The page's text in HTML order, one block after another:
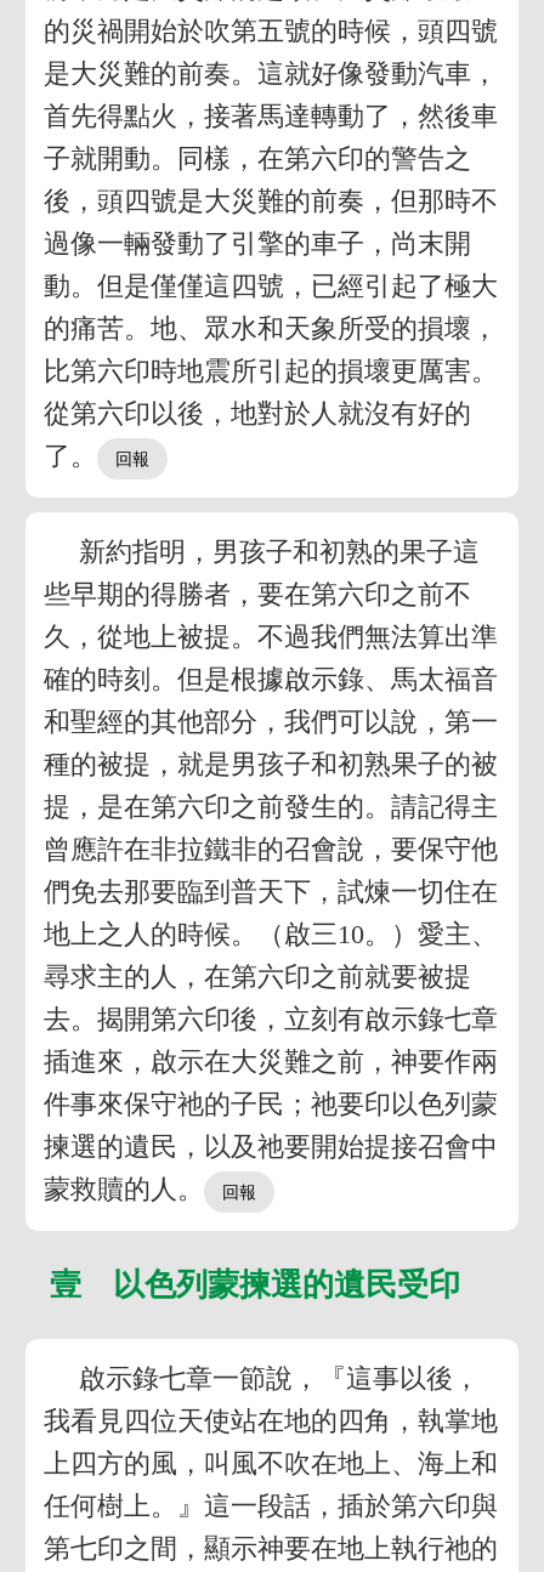
的災禍開始於吹第五號的時候，頭四號
是大災難的前奏。這就好像發動汽車，
首先得點火，接著馬達轉動了，然後車
子就開動。同樣，在第六印的警告之
後，頭四號是大災難的前奏，但那時不
過像一輛發動了引擎的車子，尚末開
動。但是僅僅這四號，已經引起了極大
的痛苦。地、眾水和天象所受的損壞，
比第六印時地震所引起的損壞更厲害。
從第六印以後，地對於人就沒有好的
了。
新約指明，男孩子和初熟的果子這
些早期的得勝者，要在第六印之前不
久，從地上被提。不過我們無法算出準
確的時刻。但是根據啟示錄、馬太福音
和聖經的其他部分，我們可以說，第一
種的被提，就是男孩子和初熟果子的被
提，是在第六印之前發生的。請記得主
曾應許在非拉鐵非的召會說，要保守他
們免去那要臨到普天下，試煉一切住在
地上之人的時候。（啟三10。）愛主、
尋求主的人，在第六印之前就要被提
去。揭開第六印後，立刻有啟示錄七章
插進來，啟示在大災難之前，神要作兩
件事來保守祂的子民；祂要印以色列蒙
揀選的遺民，以及祂要開始提接召會中
蒙救贖的人。
壹 以色列蒙揀選的遺民受印
啟示錄七章一節說，『這事以後，
我看見四位天使站在地的四角，執掌地
上四方的風，叫風不吹在地上、海上和
任何樹上。』這一段話，插於第六印與
第七印之間，顯示神要在地上執行祂的